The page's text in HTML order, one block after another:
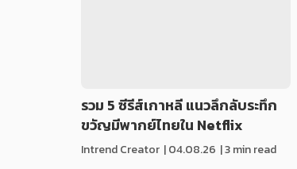
รวม 5 ซีรีส์เกาหลี แนวลึกลับระทึก
ขวัญมีพากย์ไทยใน Netflix
Intrend Creator |04.08.26 | 3 min read